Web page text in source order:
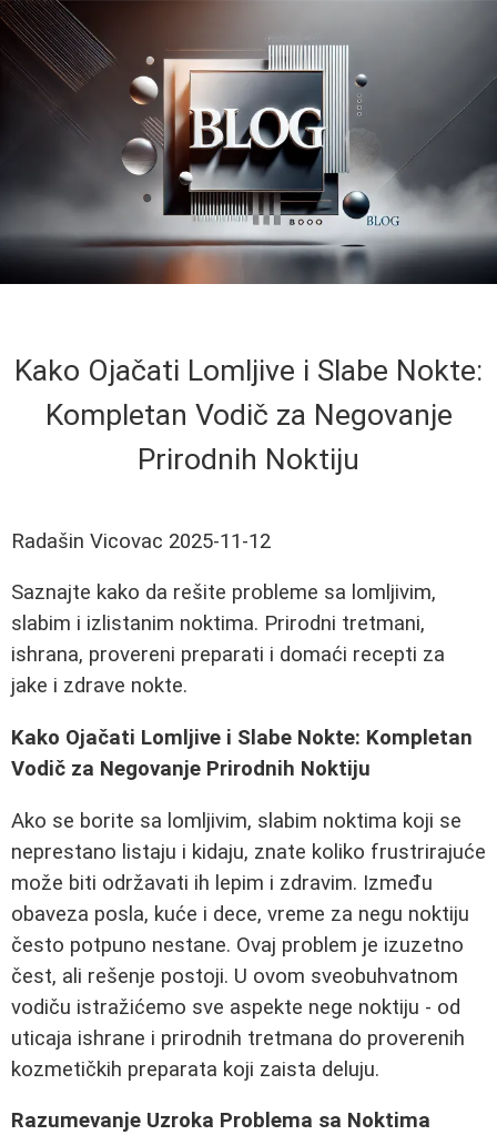
Kako Ojačati Lomljive i Slabe Nokte:
Kompletan Vodič za Negovanje
Prirodnih Noktiju
Radašin Vicovac 2025-11-12
Saznajte kako da rešite probleme sa lomljivim,
slabim i izlistanim noktima. Prirodni tretmani,
ishrana, provereni preparati i domaći recepti za
jake i zdrave nokte.
Kako Ojačati Lomljive i Slabe Nokte: Kompletan
Vodič za Negovanje Prirodnih Noktiju
Ako se borite sa lomljivim, slabim noktima koji se
neprestano listaju i kidaju, znate koliko frustrirajuće
može biti održavati ih lepim i zdravim. Između
obaveza posla, kuće i dece, vreme za negu noktiju
često potpuno nestane. Ovaj problem je izuzetno
čest, ali rešenje postoji. U ovom sveobuhvatnom
vodiču istražićemo sve aspekte nege noktiju - od
uticaja ishrane i prirodnih tretmana do proverenih
kozmetičkih preparata koji zaista deluju.
Razumevanje Uzroka Problema sa Noktima